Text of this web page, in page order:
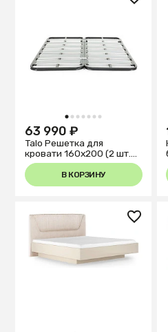
1 2 3 4 5 6 7
63 990 ₽
Talo Решетка для
кровати 160х200 (2 шт.
80х200) графит
В КОРЗИНУ